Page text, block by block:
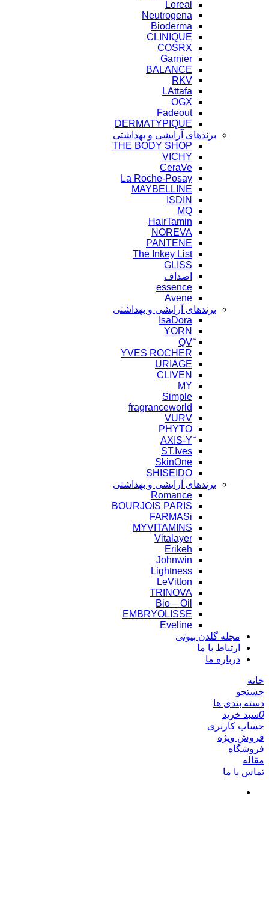
Loreal
Neutrogena
Bioderma
CLINIQUE
COSRX
Garnier
BALANCE
RKV
LAttafa
OGX
Fadeout
DERMATYPIQUE
برندهای آرایشی و بهداشتی
THE BODY SHOP
VICHY
CeraVe
La Roche-Posay
MAYBELLINE
ISDIN
MQ
HairTamin
NOREVA
PANTENE
The Inkey List
GLISS
اصداف
essence
Avene
برندهای آرایشی و بهداشتی
IsaDora
YORN
YVES ROCHER
URIAGE
CLIVEN
MY
Simple
fragranceworld
VURV
PHYTO
ST.Ives
SkinOne
SHISEIDO
برندهای آرایشی و بهداشتی
Romance
BOURJOIS PARIS
FARMASi
MYVITAMINS
Vitalayer
Erikeh
Johnwin
Lightness
LeVitton
TRINOVA
Bio – Oil
EMBRYOLISSE
Eveline
مجله گلدن بیوتی
ارتباط با ما
درباره ما
خانه
جستجو
دسته بندی ها
0سبد خرید
حساب کاربری
فروش ویژه
فروشگاه
مقاله
تماس با ما